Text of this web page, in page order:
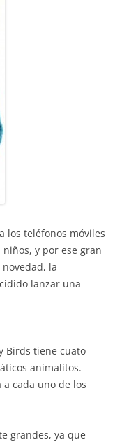
los teléfonos móviles
y por ese gran
la
lanzar una
Birds tiene cuato
animalitos.
cada uno de los
grandes, ya que